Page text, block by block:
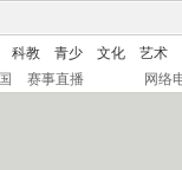
科教 青少 文化
艺术
赛事直播 网络